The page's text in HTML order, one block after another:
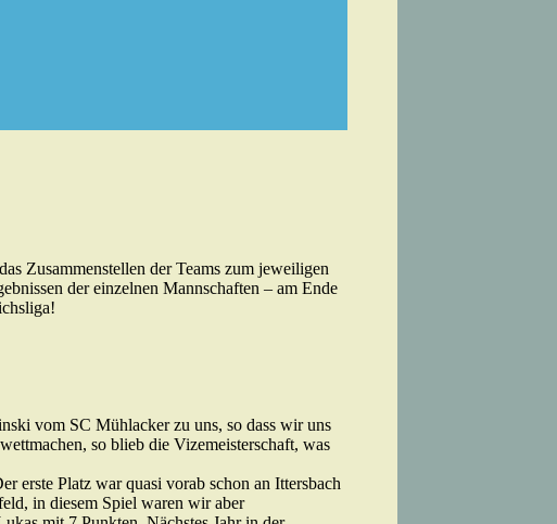
Zusammenstellen der Teams zum jeweiligen
der einzelnen Mannschaften – am Ende
vom SC Mühlacker zu uns, so dass wir uns
so blieb die Vizemeisterschaft, was
erste Platz war quasi vorab schon an Ittersbach
in diesem Spiel waren wir aber